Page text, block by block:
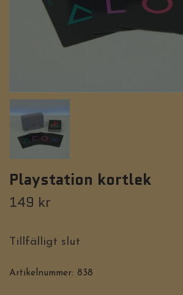
Playstation kortlek
149 kr
Tillfälligt slut
Artikelnummer: 838